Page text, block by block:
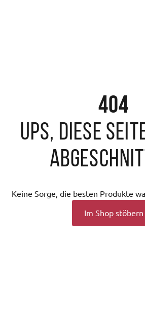
404
Ups, diese
Keine Sorge, die besten Produkte
Im Shop stöbern